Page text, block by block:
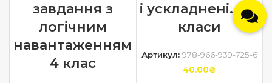
завдання з
логічним
навантаженням
4 клас
і ускладнені. 3-4
класи
Артикул: 978-966-939-725-6
40.00₴